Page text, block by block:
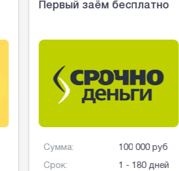
Первый заём бесплатно
Сумма:
Срок:
100 000 руб
1 - 180 дней